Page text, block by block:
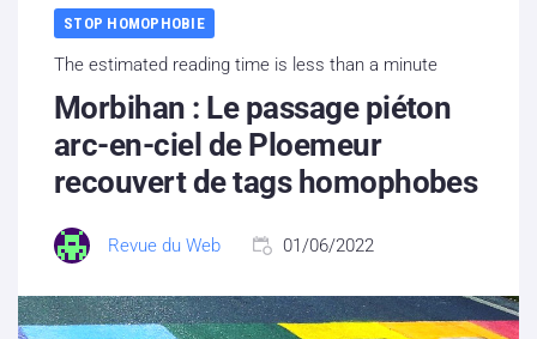
Nous soutenir
Boutique
Contacts
Hébergement solidaire
STOP HOMOPHOBIE
The estimated reading time is less than a minute
Morbihan : Le passage piéton
arc-en-ciel de Ploemeur
recouvert de tags homophobes
Revue du Web 01/06/2022